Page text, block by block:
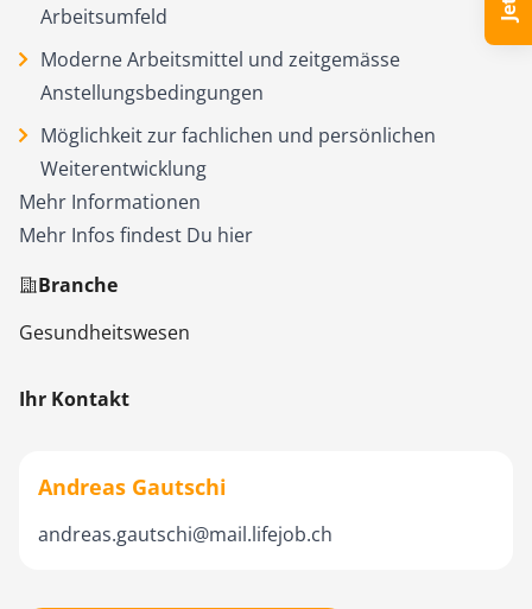
Arbeitsumfeld
Moderne Arbeitsmittel und zeitgemässe
Anstellungsbedingungen
Möglichkeit zur fachlichen und persönlichen
Weiterentwicklung
Mehr Informationen
Mehr Infos findest Du hier
Branche
Gesundheitswesen
Ihr Kontakt
Andreas Gautschi
andreas.gautschi@mail.lifejob.ch